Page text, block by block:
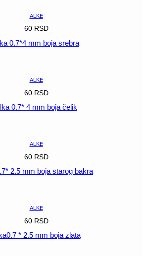
ALKE
60 RSD
0.7*4 mm boja srebra
ALKE
60 RSD
0.7* 4 mm boja čelik
ALKE
60 RSD
2.5 mm boja starog bakra
ALKE
60 RSD
* 2.5 mm boja zlata